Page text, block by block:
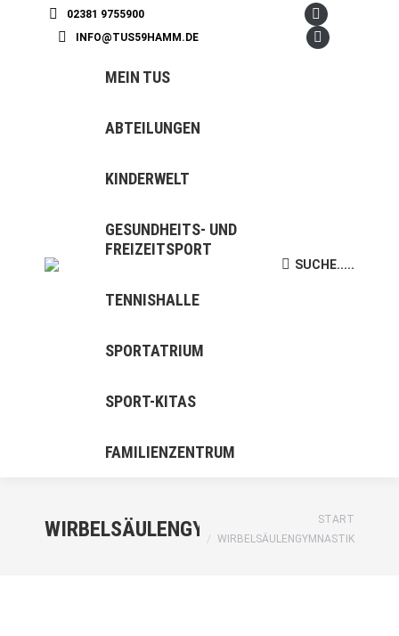
02381 9755900
INFO@TUS59HAMM.DE
Facebook
page
Instagram
MEIN TUS
ABTEILUNGEN
KINDERWELT
GESUNDHEITS- UND
FREIZEITSPORT
TENNISHALLE
SPORTATRIUM
SPORT-KITAS
FAMILIENZENTRUM
Search:
SUCHE.....
WIRBELSÄULENGYMNASTIK
Sie befinden sich hier:START
WIRBELSÄULENGYMNASTIK